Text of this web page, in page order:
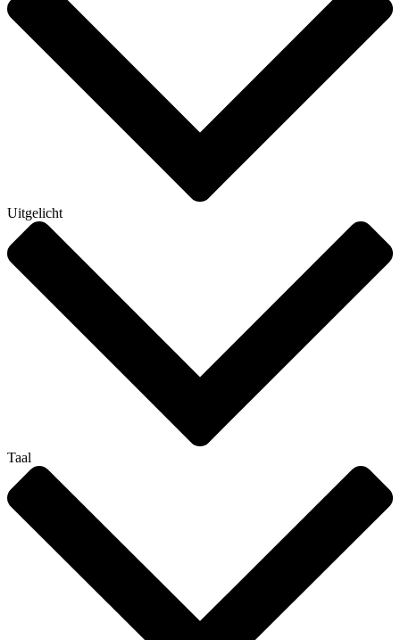
Uitgelicht
Taal